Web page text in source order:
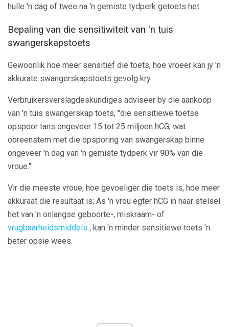
hulle 'n dag of twee na 'n gemiste tydperk getoets het.
Bepaling van die sensitiwiteit van 'n tuis
swangerskapstoets
Gewoonlik hoe meer sensitief die toets, hoe vroeër kan jy 'n
akkurate swangerskapstoets gevolg kry.
Verbruikersverslagdeskundiges adviseer by die aankoop
van 'n tuis swangerskap toets, "die sensitiewe toetse
opspoor tans ongeveer 15 tot 25 miljoen hCG, wat
ooreenstem met die opsporing van swangerskap binne
ongeveer 'n dag van 'n gemiste tydperk vir 90% van die
vroue."
Vir die meeste vroue, hoe gevoeliger die toets is, hoe meer
akkuraat die resultaat is; As 'n vrou egter hCG in haar stelsel
het van 'n onlangse geboorte-, miskraam- of
vrugbaarheidsmiddels , kan 'n minder sensitiewe toets 'n
beter opsie wees.